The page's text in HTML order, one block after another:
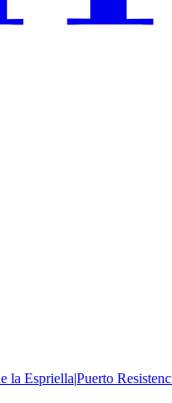
la Espriella|Puerto